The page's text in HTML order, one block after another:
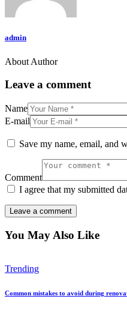
admin
About Author
1
x
new
Leave a comment
Name
E-mail
Save my name, email, and
Comment
I agree that my submitted
You May Also Like
Trending
Common mistakes to avoid during